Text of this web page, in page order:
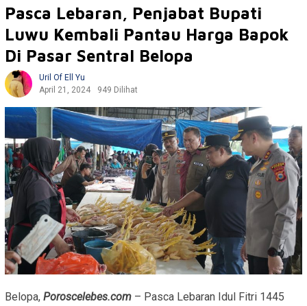
Pasca Lebaran, Penjabat Bupati
Luwu Kembali Pantau Harga Bapok
Di Pasar Sentral Belopa
Uril Of Ell Yu
April 21, 2024
949 Dilihat
Belopa, Poroscelebes.com – Pasca Lebaran Idul Fitri 1445